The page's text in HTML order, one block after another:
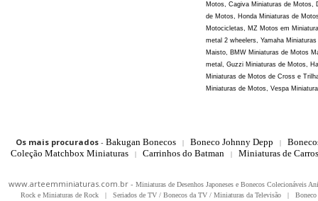
Motos, Cagiva Miniaturas de Motos,
de Motos, Honda Miniaturas de
Motocicletas, MZ Motos em
metal 2 wheelers, Yamaha
Maisto, BMW Miniaturas de Motos
metal, Guzzi Miniaturas de Motos,
Miniaturas de Motos de Cross e
Miniaturas de Motos, Vespa
Os mais procurados- Bakugan Bonecos | Boneco Johnny Depp |
Coleção Matchbox Miniaturas
| Carrinhos do Batman | Miniaturas de
www.arteemminiaturas.com.br - Miniaturas de Desenhos Japoneses e Bonecos Colecionáveis
Rock e Miniaturas de Rock
| Seriados de TV / Bonecos da TV / Miniaturas da Televisão |